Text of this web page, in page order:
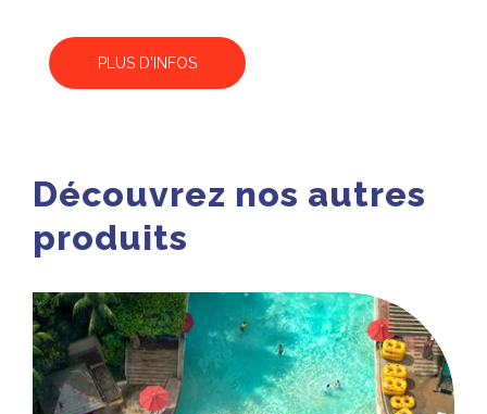
PLUS D'INFOS
Découvrez nos autres
produits